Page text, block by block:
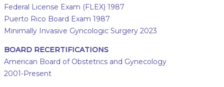
Federal License Exam (FLEX) 1987
Puerto Rico Board Exam 1987
Minimally Invasive Gyncologic Surgery 2023
BOARD RECERTIFICATIONS
American Board of Obstetrics and Gynecology
2001-Present